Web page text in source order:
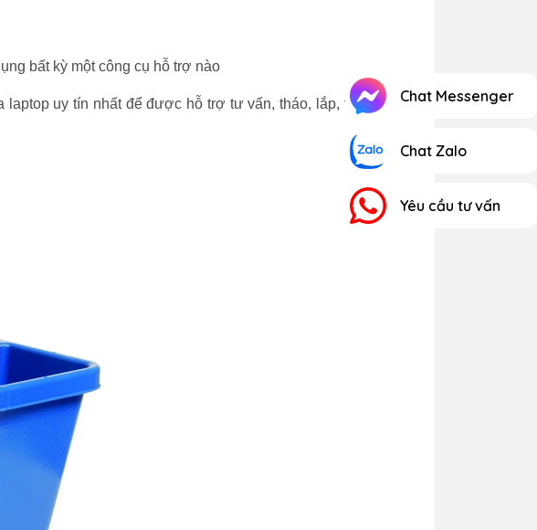
bất kỳ một công cụ hỗ trợ nào
uy tín nhất để được hỗ trợ tư vấn, tháo, lắp, thay thế pinChat Messenger
Chat Zalo
Yêu cầu tư vấn